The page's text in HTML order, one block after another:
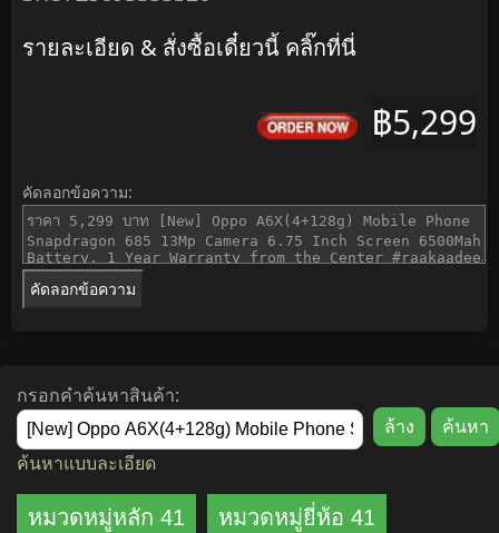
รายละเอียด & สั่งซื้อเดี๋ยวนี้ คลิ๊กที่นี่
฿5,299
คัดลอกข้อความ:
คัดลอกข้อความ
กรอกคำค้นหาสินค้า:
ค้นหาแบบละเอียด
หมวดหมู่หลัก 41 หมวดหมู่ยี่ห้อ 41